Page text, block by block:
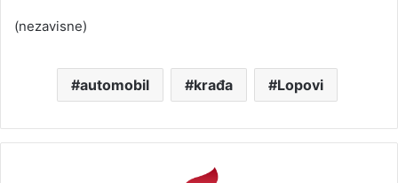
(nezavisne)
automobil krađa Lopovi